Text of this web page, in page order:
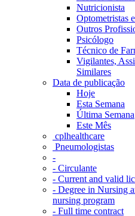
Nutricionista
Optometristas
Outros
Psicólogo
Técnico de
Vigilantes,
Similares
Data de publicação
Hoje
Esta Semana
Última Semana
Este Mês
‎ cplhealthcare‬
Pneumologistas
-
- Circulante
- Current and valid
- Degree in Nursing
nursing program
- Full time contract